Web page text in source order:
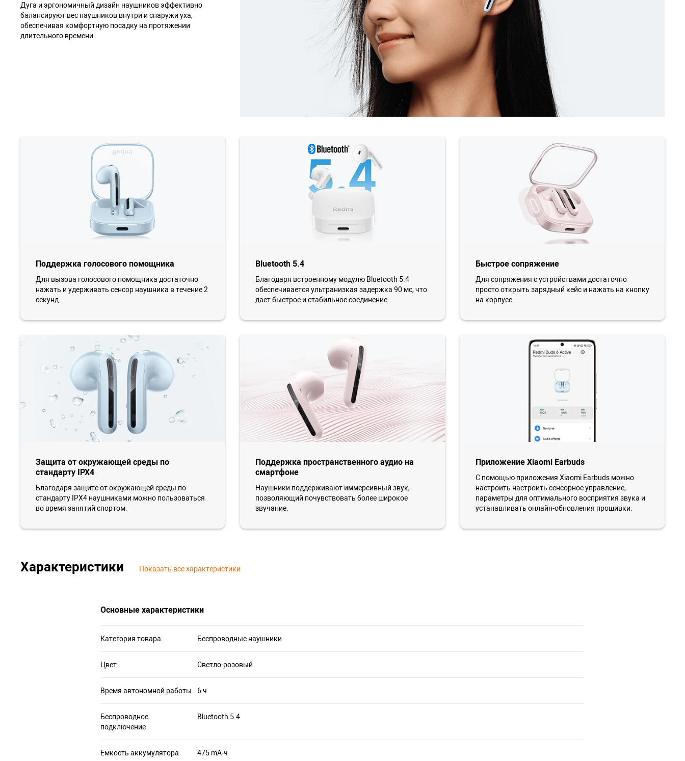
Дуга и эргономичный дизайн наушников эффективно
балансируют вес наушников внутри и снаружи уха,
обеспечивая комфортную посадку на протяжении
длительного времени.
Поддержка голосового помощника
Для вызова голосового помощника достаточно
нажать и удерживать сенсор наушника в течение 2
секунд.
Bluetooth 5.4
Благодаря встроенному модулю Bluetooth 5.4
обеспечивается ультранизкая задержка 90 мс, что
дает быстрое и стабильное соединение.
Быстрое сопряжение
Для сопряжения с устройствами достаточно
просто открыть зарядный кейс и нажать на кнопку
на корпусе.
Защита от окружающей среды по
стандарту IPX4
Благодаря защите от окружающей среды по
стандарту IPX4 наушниками можно пользоваться
во время занятий спортом.
Поддержка пространственного аудио на
смартфоне
Наушники поддерживают иммерсивный звук,
позволяющий почувствовать более широкое
звучание.
Приложение Xiaomi Earbuds
С помощью приложения Xiaomi Earbuds можно
настроить настроить сенсорное управление,
параметры для оптимального восприятия звука и
устанавливать онлайн-обновления прошивки.
Характеристики Показать все характеристики
Основные характеристики
Категория товара Беспроводные наушники
Цвет Светло-розовый
Время автономной работы 6 ч
Беспроводное
подключение
Bluetooth 5.4
Емкость аккумулятора 475 mA-ч